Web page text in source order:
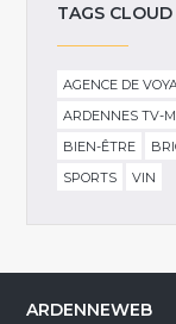
TAGS CLOUD
AGENCE DE
ARDENNES TV-
BIEN-ÊTRE
SPORTS
VIN
ARDENNEWEB